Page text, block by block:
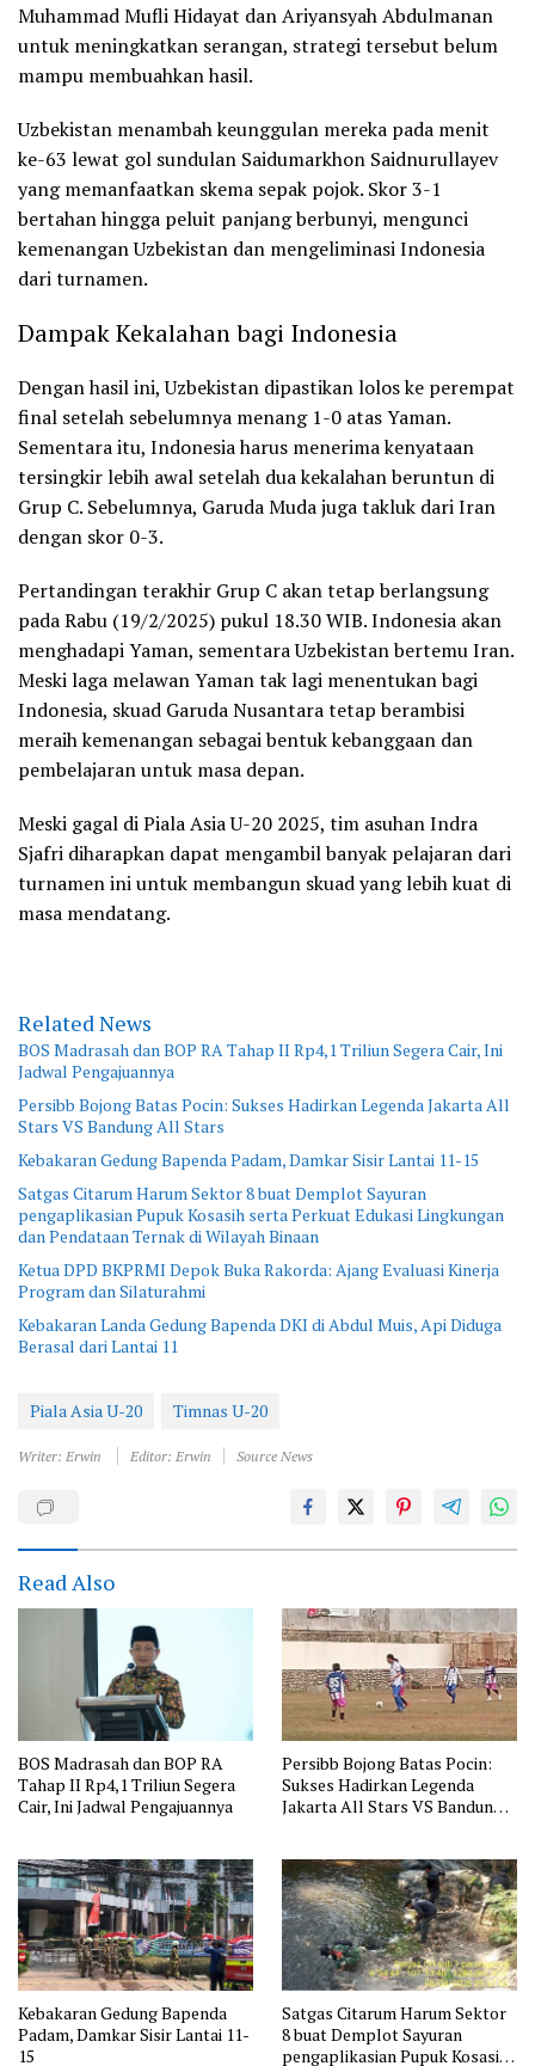
Muhammad Mufli Hidayat dan Ariyansyah Abdulmanan
untuk meningkatkan serangan, strategi tersebut belum
mampu membuahkan hasil.
Uzbekistan menambah keunggulan mereka pada menit
ke-63 lewat gol sundulan Saidumarkhon Saidnurullayev
yang memanfaatkan skema sepak pojok. Skor 3-1
bertahan hingga peluit panjang berbunyi, mengunci
kemenangan Uzbekistan dan mengeliminasi Indonesia
dari turnamen.
Dampak Kekalahan bagi Indonesia
Dengan hasil ini, Uzbekistan dipastikan lolos ke perempat
final setelah sebelumnya menang 1-0 atas Yaman.
Sementara itu, Indonesia harus menerima kenyataan
tersingkir lebih awal setelah dua kekalahan beruntun di
Grup C. Sebelumnya, Garuda Muda juga takluk dari Iran
dengan skor 0-3.
Pertandingan terakhir Grup C akan tetap berlangsung
pada Rabu (19/2/2025) pukul 18.30 WIB. Indonesia akan
menghadapi Yaman, sementara Uzbekistan bertemu Iran.
Meski laga melawan Yaman tak lagi menentukan bagi
Indonesia, skuad Garuda Nusantara tetap berambisi
meraih kemenangan sebagai bentuk kebanggaan dan
pembelajaran untuk masa depan.
Meski gagal di Piala Asia U-20 2025, tim asuhan Indra
Sjafri diharapkan dapat mengambil banyak pelajaran dari
turnamen ini untuk membangun skuad yang lebih kuat di
masa mendatang.
Related News
BOS Madrasah dan BOP RA Tahap II Rp4,1 Triliun Segera Cair, Ini
Jadwal Pengajuannya
Persibb Bojong Batas Pocin: Sukses Hadirkan Legenda Jakarta All
Stars VS Bandung All Stars
Kebakaran Gedung Bapenda Padam, Damkar Sisir Lantai 11-15
Satgas Citarum Harum Sektor 8 buat Demplot Sayuran
pengaplikasian Pupuk Kosasih serta Perkuat Edukasi Lingkungan
dan Pendataan Ternak di Wilayah Binaan
Ketua DPD BKPRMI Depok Buka Rakorda: Ajang Evaluasi Kinerja
Program dan Silaturahmi
Kebakaran Landa Gedung Bapenda DKI di Abdul Muis, Api Diduga
Berasal dari Lantai 11
Piala Asia U-20 Timnas U-20
Writer: Erwin Editor: Erwin Source News
Read Also
BOS Madrasah dan BOP RA
Tahap II Rp4,1 Triliun Segera
Cair, Ini Jadwal Pengajuannya
Persibb Bojong Batas Pocin:
Sukses Hadirkan Legenda
Jakarta All Stars VS Bandung
Kebakaran Gedung Bapenda
Padam, Damkar Sisir Lantai 11-
15
Satgas Citarum Harum Sektor
8 buat Demplot Sayuran
pengaplikasian Pupuk Kosasih